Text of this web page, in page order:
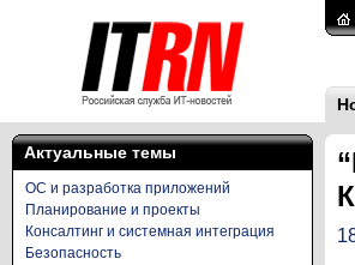
Актуальные темы
ОС и разработка приложений
Планирование и проекты
Консалтинг и системная интеграция
Безопасность